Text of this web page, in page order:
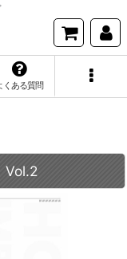
くある質問